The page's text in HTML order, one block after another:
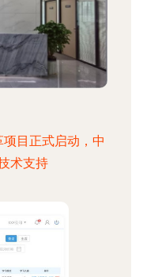
目正式启动，中
术支持